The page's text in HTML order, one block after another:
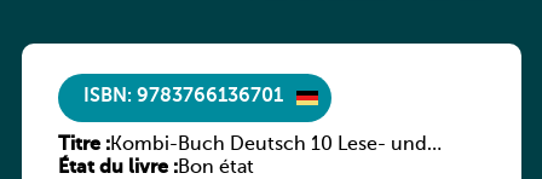
ISBN: 9783766136701
Titre :Kombi-Buch Deutsch 10 Lese- und
Sprachbuch
État du livre :Bon état